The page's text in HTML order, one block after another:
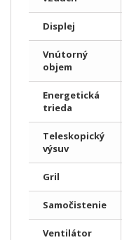
Displej
Vnútorný
objem
Energetická
trieda
Teleskopický
výsuv
Gril
Samočistenie
Ventilátor